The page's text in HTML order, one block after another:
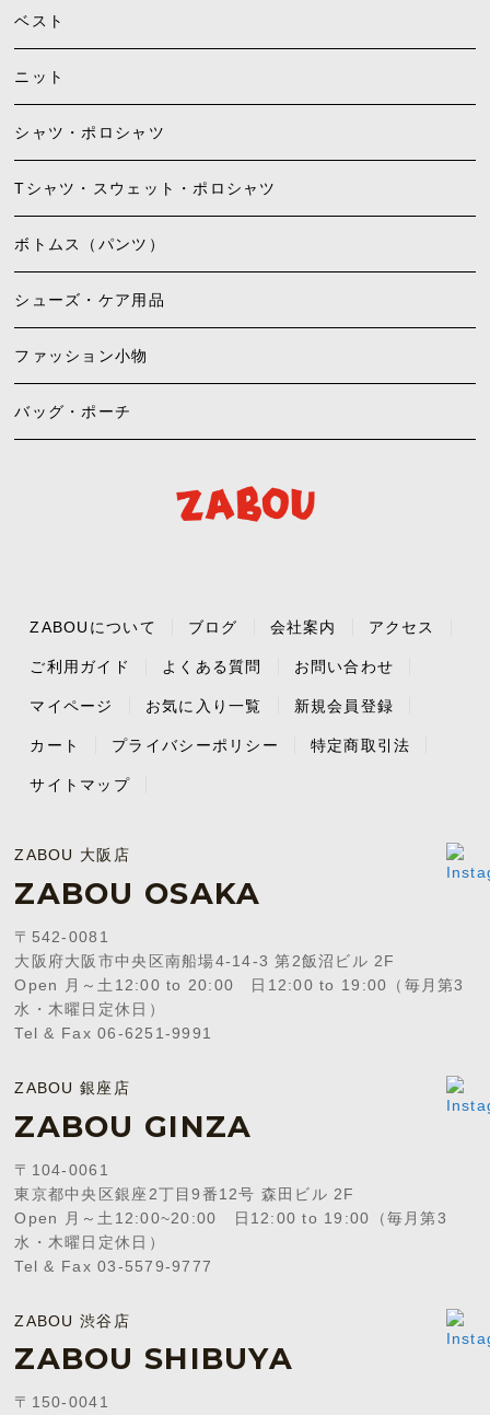
ベスト
ニット
シャツ・ポロシャツ
Tシャツ・スウェット・ポロシャツ
ボトムス（パンツ）
シューズ・ケア用品
ファッション小物
バッグ・ポーチ
ZABOUについて ブログ 会社案内 アクセス
ご利用ガイド よくある質問 お問い合わせ
マイページ お気に入り一覧 新規会員登録
カート プライバシーポリシー 特定商取引法
サイトマップ
ZABOU 大阪店
ZABOU OSAKA
〒542-0081
大阪府大阪市中央区南船場4-14-3 第2飯沼ビル 2F
Open 月～土12:00 to 20:00 日12:00 to 19:00（毎月第3
水・木曜日定休日）
Tel & Fax 06-6251-9991
ZABOU 銀座店
ZABOU GINZA
〒104-0061
東京都中央区銀座2丁目9番12号 森田ビル 2F
Open 月～土12:00~20:00 日12:00 to 19:00（毎月第3
水・木曜日定休日）
Tel & Fax 03-5579-9777
ZABOU 渋谷店
ZABOU SHIBUYA
〒150-0041